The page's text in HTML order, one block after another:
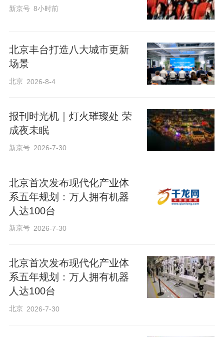
新京号 8小时前
北京丰台打造八大城市更新
场景
北京 2026-8-4
报刊时光机｜灯火璀璨处 荣
成夜未眠
新京号 2026-7-30
北京首次发布现代化产业体
系五年规划：万人拥有机器
人达100台
新京号 2026-7-30
北京首次发布现代化产业体
系五年规划：万人拥有机器
人达100台
北京 2026-7-30